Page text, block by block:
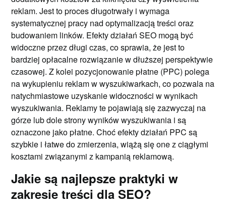
reklam. Jest to proces długotrwały i wymaga
systematycznej pracy nad optymalizacją treści oraz
budowaniem linków. Efekty działań SEO mogą być
widoczne przez długi czas, co sprawia, że jest to
bardziej opłacalne rozwiązanie w dłuższej perspektywie
czasowej. Z kolei pozycjonowanie płatne (PPC) polega
na wykupieniu reklam w wyszukiwarkach, co pozwala na
natychmiastowe uzyskanie widoczności w wynikach
wyszukiwania. Reklamy te pojawiają się zazwyczaj na
górze lub dole strony wyników wyszukiwania i są
oznaczone jako płatne. Choć efekty działań PPC są
szybkie i łatwe do zmierzenia, wiążą się one z ciągłymi
kosztami związanymi z kampanią reklamową.
Jakie są najlepsze praktyki w
zakresie treści dla SEO?